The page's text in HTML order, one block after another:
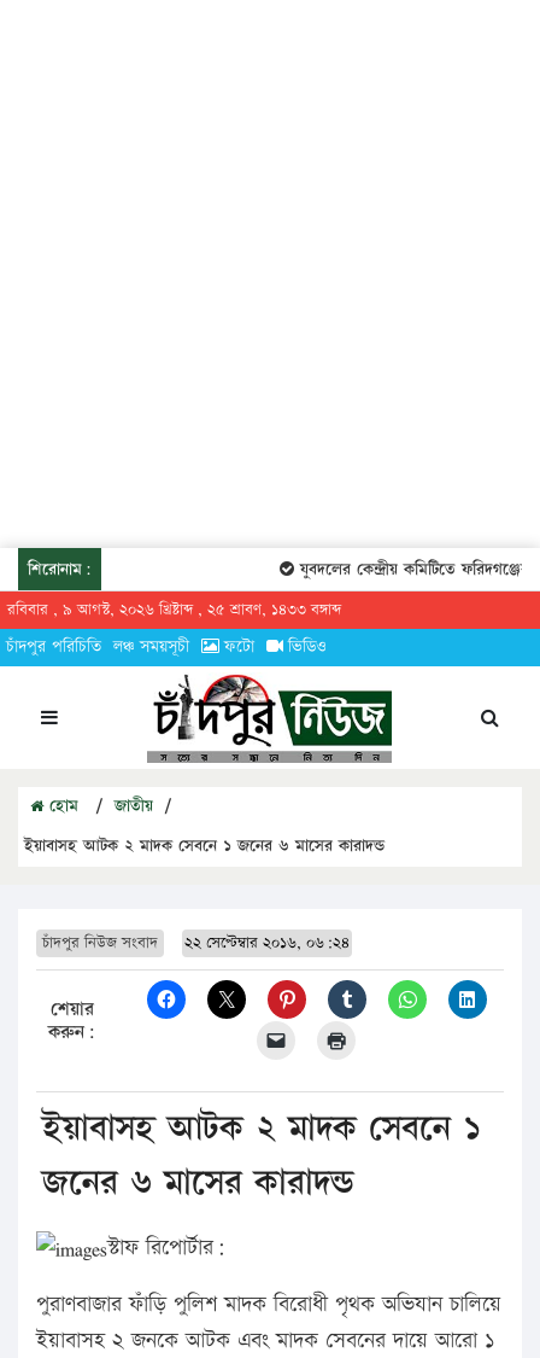
শিরোনাম: যুবদলের কেন্দ্রীয় কমিটিতে ফরিদগঞ্জের
রবিবার , ৯ আগস্ট, ২০২৬ খ্রিষ্টাব্দ , ২৫ শ্রাবণ, ১৪৩৩ বঙ্গাব্দ
চাঁদপুর পরিচিতি লঞ্চ সময়সূচী ফটো ভিডিও
হোম / জাতীয় /
ইয়াবাসহ আটক ২ মাদক সেবনে ১ জনের ৬ মাসের কারাদন্ড
চাঁদপুর নিউজ সংবাদ ২২ সেপ্টেম্বার ২০১৬, ০৬:২৪
শেয়ার
করুন:
ইয়াবাসহ আটক ২ মাদক সেবনে ১
জনের ৬ মাসের কারাদন্ড
স্টাফ রিপোর্টার:
পুরাণবাজার ফাঁড়ি পুলিশ মাদক বিরোধী পৃথক অভিযান চালিয়ে
ইয়াবাসহ ২ জনকে আটক এবং মাদক সেবনের দায়ে আরো ১